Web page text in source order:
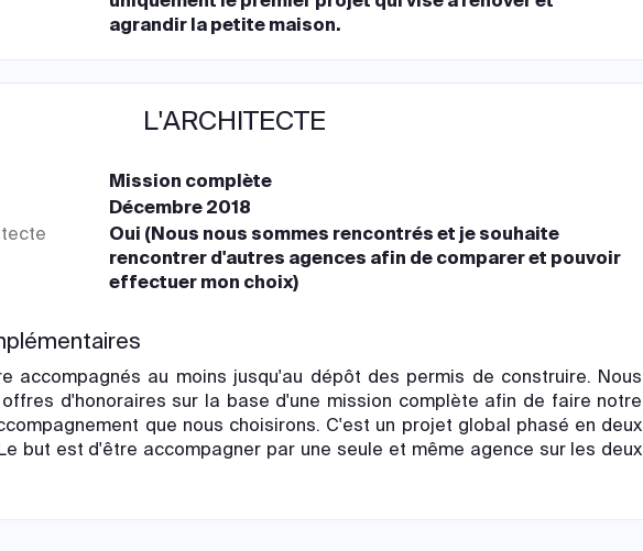
agrandir la petite maison.
L'ARCHITECTE
Mission complète
Décembre 2018
Oui (Nous nous sommes rencontrés et je souhaite
rencontrer d'autres agences afin de comparer et pouvoir
effectuer mon choix)
accompagnés au moins jusqu'au dépôt des permis de construire. Nous
d'honoraires sur la base d'une mission complète afin de faire notre
que nous choisirons. C'est un projet global phasé en deux
but est d'être accompagner par une seule et même agence sur les deux